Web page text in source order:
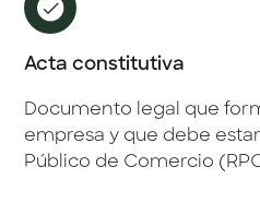
Acta constitutiva
Documento legal que
empresa y que debe
Público de Comercio